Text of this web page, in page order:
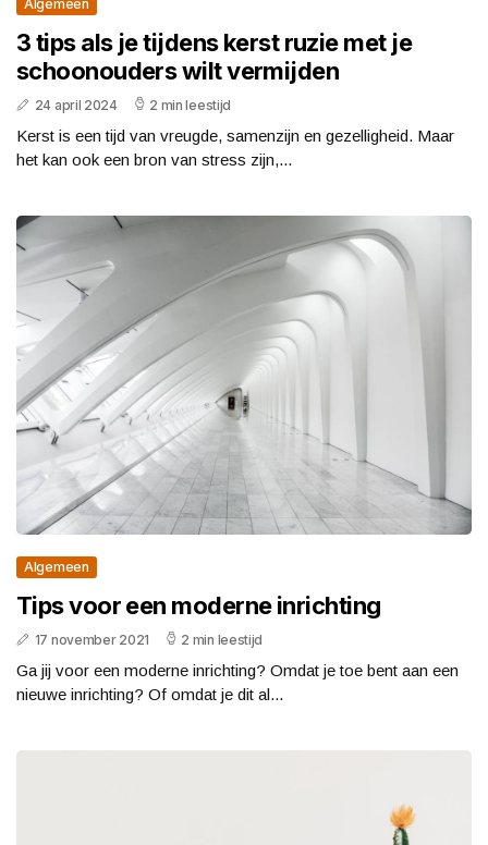
Algemeen
3 tips als je tijdens kerst ruzie met je
schoonouders wilt vermijden
24 april 2024 2 min leestijd
Kerst is een tijd van vreugde, samenzijn en gezelligheid. Maar
het kan ook een bron van stress zijn,...
Algemeen
Tips voor een moderne inrichting
17 november 2021 2 min leestijd
Ga jij voor een moderne inrichting? Omdat je toe bent aan een
nieuwe inrichting? Of omdat je dit al...